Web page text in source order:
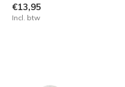
€13,95
Incl. btw